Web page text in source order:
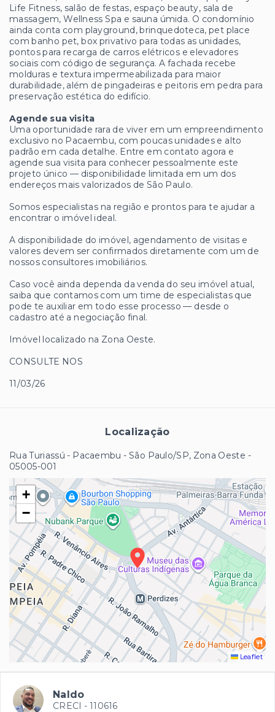
Life Fitness, salão de festas, espaço beauty, sala de
massagem, Wellness Spa e sauna úmida. O condomínio
ainda conta com playground, brinquedoteca, pet place
com banho pet, box privativo para todas as unidades,
pontos para recarga de carros elétricos e elevadores
sociais com código de segurança. A fachada recebe
molduras e textura impermeabilizada para maior
durabilidade, além de pingadeiras e peitoris em pedra para
preservação estética do edifício.
Agende sua visita
Uma oportunidade rara de viver em um empreendimento
exclusivo no Pacaembu, com poucas unidades e alto
padrão em cada detalhe. Entre em contato agora e
agende sua visita para conhecer pessoalmente este
projeto único — disponibilidade limitada em um dos
endereços mais valorizados de São Paulo.
Somos especialistas na região e prontos para te ajudar a
encontrar o imóvel ideal.
A disponibilidade do imóvel, agendamento de visitas e
valores devem ser confirmados diretamente com um de
nossos consultores imobiliários.
Caso você ainda dependa da venda do seu imóvel atual,
saiba que contamos com um time de especialistas que
pode te auxiliar em todo esse processo — desde o
cadastro até a negociação final.
Imóvel localizado na Zona Oeste.
CONSULTE NOS
11/03/26
Localização
Rua Turiassú - Pacaembu - São Paulo/SP, Zona Oeste -
05005-001
+
−
Leaflet
Naldo
CRECI - 110616